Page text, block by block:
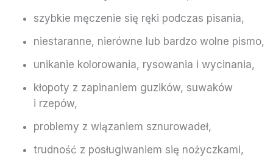
szybkie męczenie się ręki podczas pisania,
niestaranne, nierówne lub bardzo wolne pismo,
unikanie kolorowania, rysowania i wycinania,
kłopoty z zapinaniem guzików, suwaków
i rzepów,
problemy z wiązaniem sznurowadeł,
trudność z posługiwaniem się nożyczkami,